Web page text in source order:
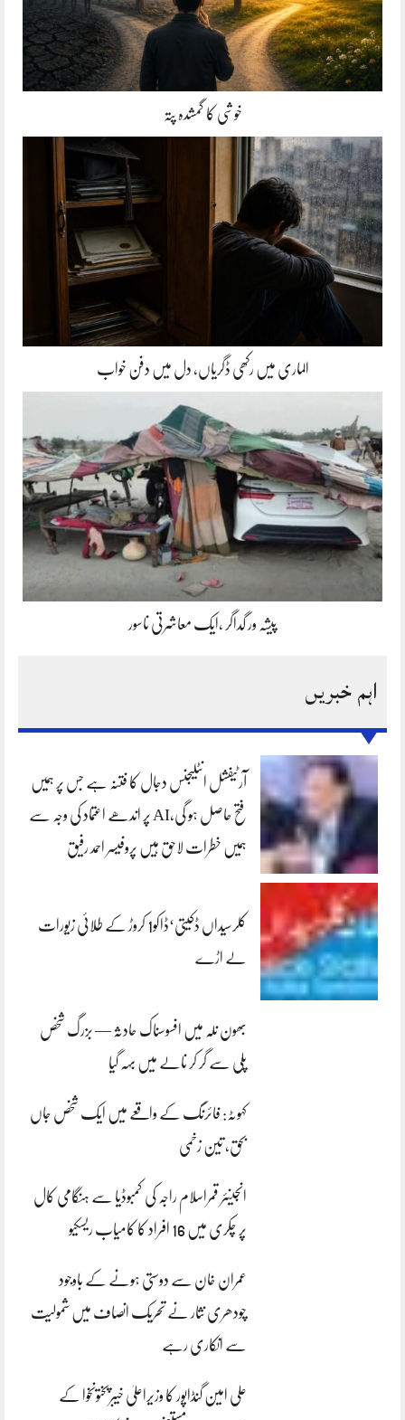
خوشی کا گمشدہ پتہ
الماری میں رکھی ڈگریاں، دل میں دفن خواب
پیشہ ور گداگر ،ایک معاشرتی ناسور
اہم خبریں
آرٹیفشل انٹلیجنس دجال کا فتنہ ہے جس پر ہمیں
فتح حاصل ہو گی،AI پر اندھے اعتماد کی وجہ سے
ہمیں خطرات لاحق ہیں پروفیسر احمد رفیق
کلرسیداں ڈکیتی‘ڈاکو1 کروڑ کے طلائی زیورات
لے اڑے
بھون نلہ میں افسوسناک حادثہ — بزرگ شخص
پلی سے گر کر نالے میں بہہ گیا
کہوٹہ: فائرنگ کے واقعے میں ایک شخص جاں
بحق، تین زخمی
انجینئر قمراسلام راجہ کی کمبوڈیا سے ہنگامی کال
پر چکری میں 16 افراد کا کامیاب ریسکیو
عمران خان سے دوستی ہونے کے باوجود
چودھری نثار نے تحریک انصاف میں شمولیت
سے انکاری رہے
علی امین گنڈاپور کا وزیراعلیٰ خیبرپختونخوا کے